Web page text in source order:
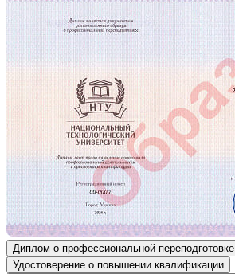
Диплом о профессиональной переподготовке
Удостоверение о повышении квалификации